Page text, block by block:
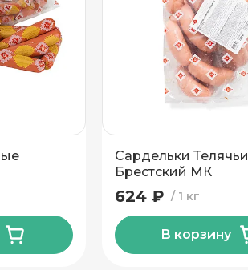
Сардельки Телячьи
Брестский МК
1 кг
624 ₽
В корзину